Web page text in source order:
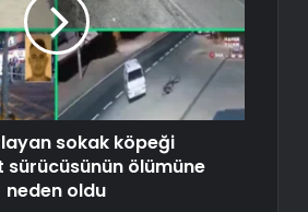
sokak köpeği
ölümüne
neden oldu